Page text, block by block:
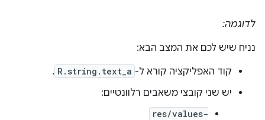
לדוגמה:
נניח שיש לכם את המצב הבא:
קוד האפליקציה קורא ל- R.string.text_a
.
יש שני קובצי משאבים רלוונטיים:
res/values-